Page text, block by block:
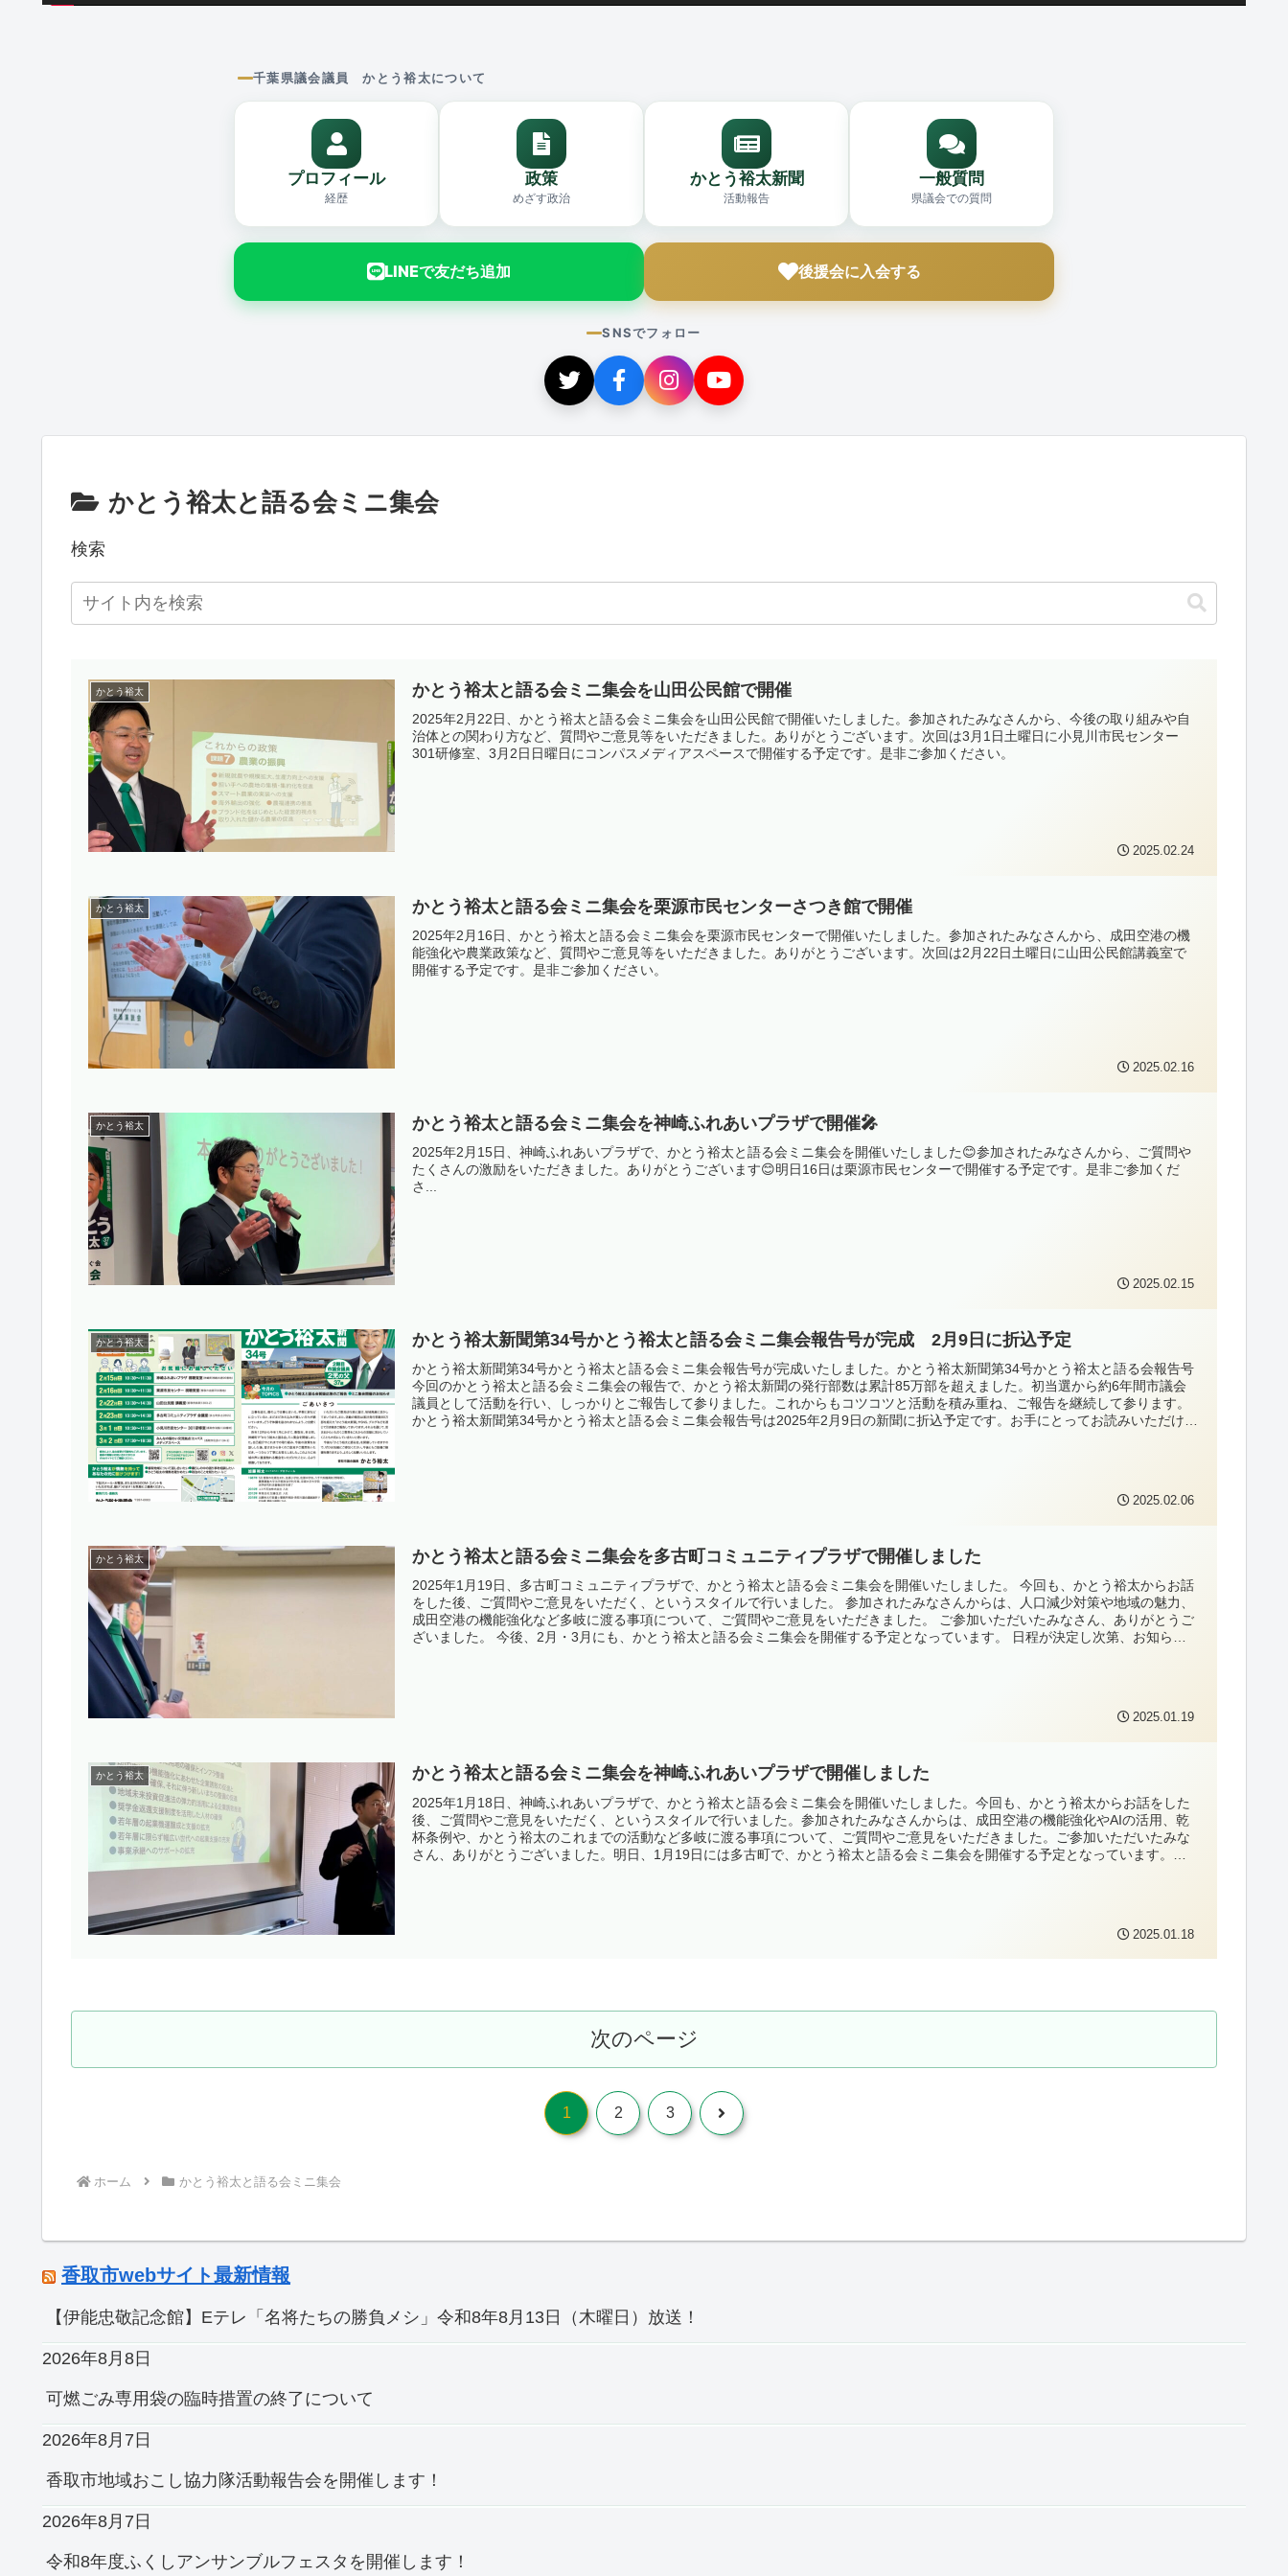
千葉県議会議員 かとう裕太について
プロフィール
経歴
政策
めざす政治
かとう裕太新聞
活動報告
一般質問
県議会での質問
LINEで友だち追加 後援会に入会する
SNSでフォロー
かとう裕太と語る会ミニ集会
検索
かとう裕太 かとう裕太と語る会ミニ集会を山田公民館で開催
2025年2月22日、かとう裕太と語る会ミニ集会を山田公民館で開催いたしました。参加されたみなさんから、今後の取り組みや自
治体との関わり方など、質問やご意見等をいただきました。ありがとうございます。次回は3月1日土曜日に小見川市民センター
301研修室、3月2日日曜日にコンパスメディアスペースで開催する予定です。是非ご参加ください。
2025.02.24
かとう裕太 かとう裕太と語る会ミニ集会を栗源市民センターさつき館で開催
2025年2月16日、かとう裕太と語る会ミニ集会を栗源市民センターで開催いたしました。参加されたみなさんから、成田空港の機
能強化や農業政策など、質問やご意見等をいただきました。ありがとうございます。次回は2月22日土曜日に山田公民館講義室で
開催する予定です。是非ご参加ください。
2025.02.16
かとう裕太 かとう裕太と語る会ミニ集会を神崎ふれあいプラザで開催🎤
2025年2月15日、神崎ふれあいプラザで、かとう裕太と語る会ミニ集会を開催いたしました😊参加されたみなさんから、ご質問や
たくさんの激励をいただきました。ありがとうございます😊明日16日は栗源市民センターで開催する予定です。是非ご参加くだ
さ...
2025.02.15
かとう裕太 かとう裕太新聞第34号かとう裕太と語る会ミニ集会報告号が完成 2月9日に折込予定
かとう裕太新聞第34号かとう裕太と語る会ミニ集会報告号が完成いたしました。かとう裕太新聞第34号かとう裕太と語る会報告号
今回のかとう裕太と語る会ミニ集会の報告で、かとう裕太新聞の発行部数は累計85万部を超えました。初当選から約6年間市議会
議員として活動を行い、しっかりとご報告して参りました。これからもコツコツと活動を積み重ね、ご報告を継続して参ります。
かとう裕太新聞第34号かとう裕太と語る会ミニ集会報告号は2025年2月9日の新聞に折込予定です。お手にとってお読みいただけま
2025.02.06
かとう裕太 かとう裕太と語る会ミニ集会を多古町コミュニティプラザで開催しました
2025年1月19日、多古町コミュニティプラザで、かとう裕太と語る会ミニ集会を開催いたしました。 今回も、かとう裕太からお話
をした後、ご質問やご意見をいただく、というスタイルで行いました。 参加されたみなさんからは、人口減少対策や地域の魅力、
成田空港の機能強化など多岐に渡る事項について、ご質問やご意見をいただきました。 ご参加いただいたみなさん、ありがとうご
ざいました。 今後、2月・3月にも、かとう裕太と語る会ミニ集会を開催する予定となっています。 日程が決定し次第、お知らせ
2025.01.19
かとう裕太 かとう裕太と語る会ミニ集会を神崎ふれあいプラザで開催しました
2025年1月18日、神崎ふれあいプラザで、かとう裕太と語る会ミニ集会を開催いたしました。今回も、かとう裕太からお話をした
後、ご質問やご意見をいただく、というスタイルで行いました。参加されたみなさんからは、成田空港の機能強化やAIの活用、乾
杯条例や、かとう裕太のこれまでの活動など多岐に渡る事項について、ご質問やご意見をいただきました。ご参加いただいたみな
さん、ありがとうございました。明日、1月19日には多古町で、かとう裕太と語る会ミニ集会を開催する予定となっています。か
2025.01.18
次のページ
1 2 3 次
ホーム かとう裕太と語る会ミニ集会
香取市webサイト最新情報
【伊能忠敬記念館】Eテレ「名将たちの勝負メシ」令和8年8月13日（木曜日）放送！
2026年8月8日
可燃ごみ専用袋の臨時措置の終了について
2026年8月7日
香取市地域おこし協力隊活動報告会を開催します！
2026年8月7日
令和8年度ふくしアンサンブルフェスタを開催します！